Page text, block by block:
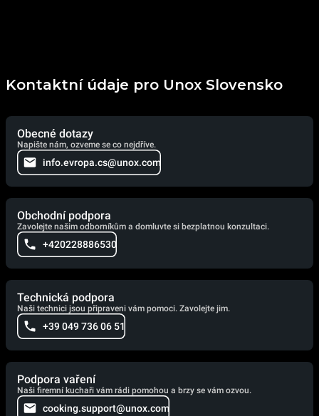
Kontaktní údaje pro Unox Slovensko
Obecné dotazy
Napište nám, ozveme se co nejdříve.
info.evropa.cs@unox.com
Obchodní podpora
Zavolejte našim odborníkům a domluvte si bezplatnou konzultaci.
+420228886530
Technická podpora
Naši technici jsou připraveni vám pomoci. Zavolejte jim.
+39 049 736 06 51
Podpora vaření
Naši firemní kuchaři vám rádi pomohou a brzy se vám ozvou.
cooking.support@unox.com